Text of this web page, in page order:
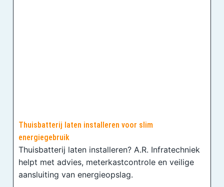
Thuisbatterij laten installeren voor slim
energiegebruik
Thuisbatterij laten installeren? A.R. Infratechniek
helpt met advies, meterkastcontrole en veilige
aansluiting van energieopslag.